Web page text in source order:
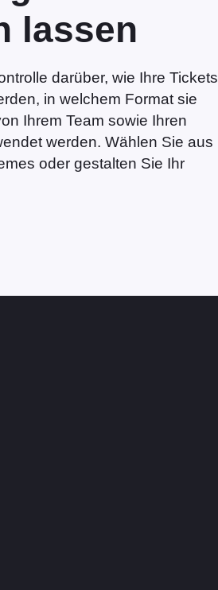
lassen
darüber, wie Ihre Tickets
in welchem Format sie
Ihrem Team sowie Ihren
werden. Wählen Sie aus
oder gestalten Sie Ihr